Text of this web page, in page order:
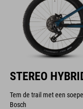
STEREO
Tem de trail met een
Bosch